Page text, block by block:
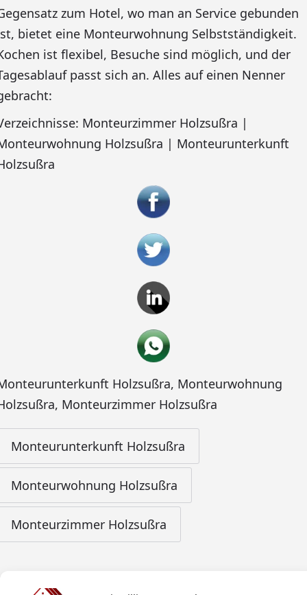
zum Hotel, wo man an Service gebunden
bietet eine Monteurwohnung Selbstständigkeit.
ist flexibel, Besuche sind möglich, und der
passt sich an. Alles auf einen Nenner
Monteurzimmer Holzsußra |
Holzsußra | Monteurunterkunft
Holzsußra, Monteurwohnung
, Monteurzimmer Holzsußra
Monteurunterkunft Holzsußra
Monteurwohnung Holzsußra
Monteurzimmer Holzsußra